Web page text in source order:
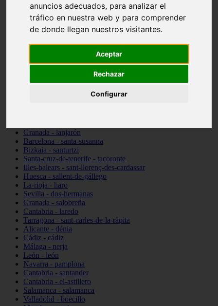
anuncios adecuados, para analizar el
tráfico en nuestra web y para comprender
de donde llegan nuestros visitantes.
Aceptar
Rechazar
Configurar
Córdoba - almedinilla
Navarra - zangoza
Cantabria - arenas-de-iguña
Barcelona - la-pobla-de-lillet
Murcia - cartagena
Madrid - nuevo-baztán
Granada - lanjarón
Barcelona - santa-susanna
Bizkaia - santurtzi
Santa-cruz-de-tenerife - tacoronte
Illes-balears - sant-llorenç-des-cardassar
Huesca - sallent-de-gállego
La-rioja - haro
Sevilla - dos-hermanas
Granada - salobreña
Cantabria - laredo
Tarragona - sant-carles-de-la-ràpita
Alicante - dénia
Cádiz - cádiz
Málaga - nerja
León - león
Navarra - pamplona
Cantabria - santander
Cantabria - el-astillero
Salamanca - salamanca
Valladolid - boecillo